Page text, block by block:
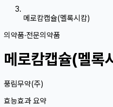
메로캄캡슐(멜록시캄)
의약품·전문의약품
메로캄캡슐(멜록
풍림무약(주)
효능효과 요약